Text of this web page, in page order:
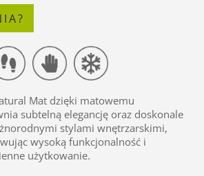
Mat dzięki matowemu
subtelną elegancję oraz doskonale
stylami wnętrzarskimi,
wysoką funkcjonalność i
użytkowanie.